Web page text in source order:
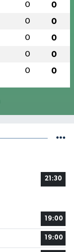
0 0
0 0
0 0
0 0
0 0
21:30
19:00
19:00